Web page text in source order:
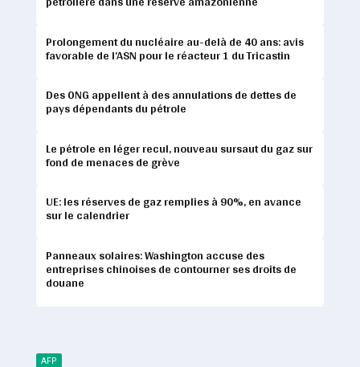
Prolongement du nucléaire au-delà de 40 ans: avis
favorable de l’ASN pour le réacteur 1 du Tricastin
Des ONG appellent à des annulations de dettes de
pays dépendants du pétrole
Le pétrole en léger recul, nouveau sursaut du gaz sur
fond de menaces de grève
UE: les réserves de gaz remplies à 90%, en avance
sur le calendrier
Panneaux solaires: Washington accuse des
entreprises chinoises de contourner ses droits de
douane
AFP